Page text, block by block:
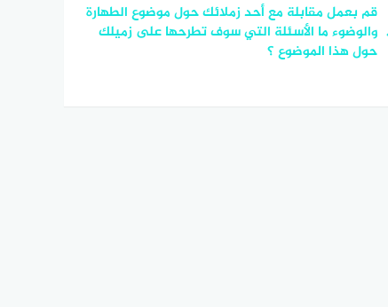
قم بعمل مقابلة مع أحد زملائك حول موضوع الطهارة
والوضوء ما الأسئلة التي سوف تطرحها على زميلك
حول هذا الموضوع ؟